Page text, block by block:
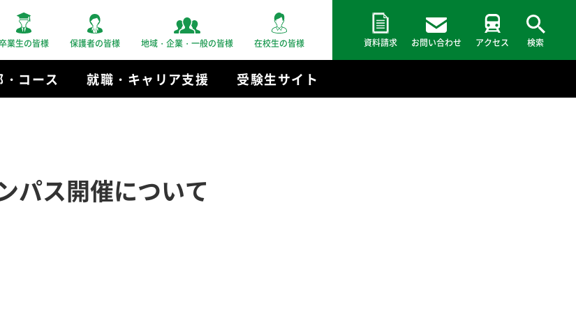
業生の皆様 保護者の皆様 地域・企業・一般の皆様 在校生の皆様 資料請求 お問い合わせ アクセス 検索
・コース 就職・キャリア支援 受験生サイト
パス開催について